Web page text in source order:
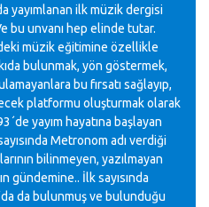
yayımlanan ilk müzik dergisi
bu unvanı hep elinde tutar.
müzik eğitimine özellikle
bulunmak, yön göstermek,
bu fırsatı sağlayıp,
platformu oluşturmak olarak
yayım hayatına başlayan
Metronom adı verdiği
bilinmeyen, yazılmayan
gündemine.. İlk sayısında
da bulunmuş ve bulunduğu